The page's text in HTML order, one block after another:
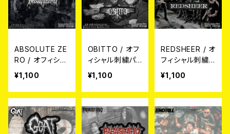
ABSOLUTE ZE
RO / オフィシャ
ル刺繍パッチ
¥1,100
OBITTO / オフ
ィシャル刺繍パッ
チ
¥1,100
REDSHEER / オ
フィシャル刺繍
パッチ
¥1,100